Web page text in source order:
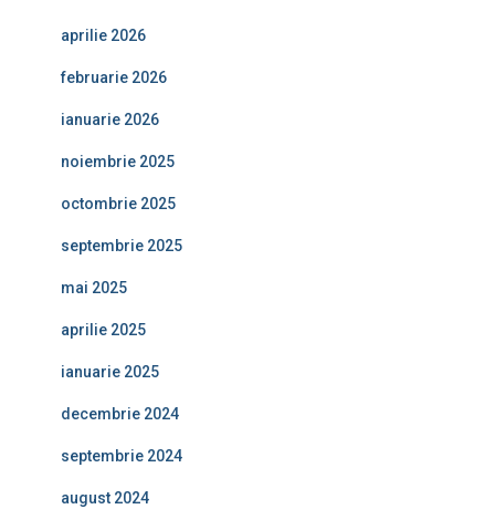
aprilie 2026
februarie 2026
ianuarie 2026
noiembrie 2025
octombrie 2025
septembrie 2025
mai 2025
aprilie 2025
ianuarie 2025
decembrie 2024
septembrie 2024
august 2024